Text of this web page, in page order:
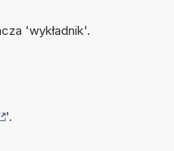
'wykładnik'.
'.